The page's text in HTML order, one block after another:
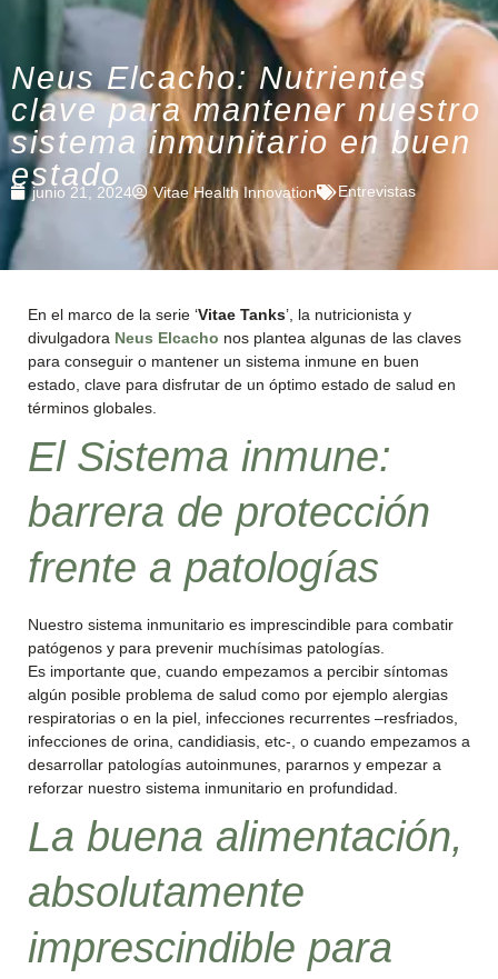
Neus Elcacho: Nutrientes
clave para mantener nuestro
sistema inmunitario en buen
estado
junio 21, 2024 Vitae Health Innovation Entrevistas
En el marco de la serie ‘Vitae Tanks’, la nutricionista y
divulgadora Neus Elcacho nos plantea algunas de las claves
para conseguir o mantener un sistema inmune en buen
estado, clave para disfrutar de un óptimo estado de salud en
términos globales.
El Sistema inmune:
barrera de protección
frente a patologías
Nuestro sistema inmunitario es imprescindible para combatir
patógenos y para prevenir muchísimas patologías.
Es importante que, cuando empezamos a percibir síntomas
algún posible problema de salud como por ejemplo alergias
respiratorias o en la piel, infecciones recurrentes –resfriados,
infecciones de orina, candidiasis, etc-, o cuando empezamos a
desarrollar patologías autoinmunes, pararnos y empezar a
reforzar nuestro sistema inmunitario en profundidad.
La buena alimentación,
absolutamente
imprescindible para